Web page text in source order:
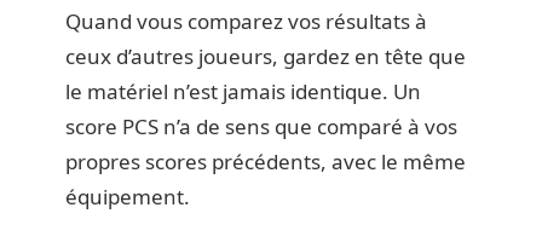
Quand vous comparez vos résultats à
ceux d’autres joueurs, gardez en tête que
le matériel n’est jamais identique. Un
score PCS n’a de sens que comparé à vos
propres scores précédents, avec le même
équipement.